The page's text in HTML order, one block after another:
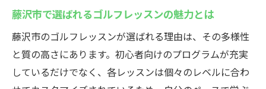
藤沢市で選ばれるゴルフレッスンの魅力とは
藤沢市のゴルフレッスンが選ばれる理由は、その多様性
と質の高さにあります。初心者向けのプログラムが充実
しているだけでなく、各レッスンは個々のレベルに合わ